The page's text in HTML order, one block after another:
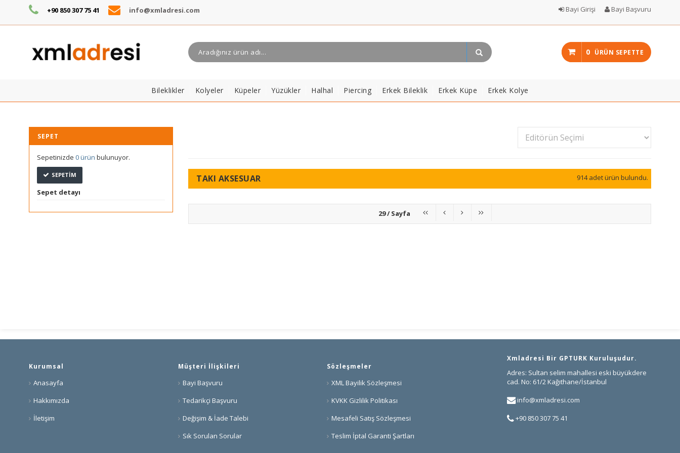
+90 850 307 75 41 info@xmladresi.com Bayi Girişi Bayi Başvuru
0 ÜRÜN SEPETTE
Bileklikler Kolyeler Küpeler Yüzükler Halhal Piercing Erkek Bileklik Erkek Küpe Erkek Kolye
TAKI AKSESUAR 914 adet ürün bulundu.
29 / Sayfa
SEPET
Sepetinizde 0 ürün bulunuyor.
SEPETIM
Sepet detayı
Kurumsal
Anasayfa
Hakkımızda
İletişim
Müşteri İlişkileri
Bayi Başvuru
Tedarikçi Başvuru
Değişim & İade Talebi
Sık Sorulan Sorular
Sözleşmeler
XML Bayilik Sözleşmesi
KVKK Gizlilik Politikası
Mesafeli Satış Sözleşmesi
Teslim İptal Garanti Şartları
Xmladresi Bir GPTURK Kuruluşudur.
Adres: Sultan selim mahallesi eski büyükdere
cad. No: 61/2 Kağıthane/İstanbul
info@xmladresi.com
+90 850 307 75 41